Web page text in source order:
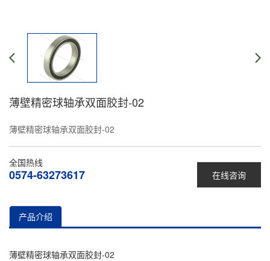
薄壁精密球轴承双面胶封-02
薄壁精密球轴承双面胶封-02
在线咨询
全国热线
0574-63273617
产品介绍
薄壁精密球轴承双面胶封-02